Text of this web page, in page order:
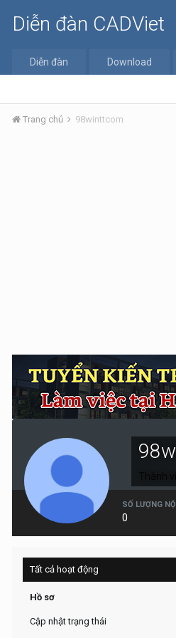
Diễn đàn CADViet
Diễn đàn Download
Trang chủ 98winttcom
Thành
SỐ LƯỢNG
0
Tất cả hoạt động
Hồ sơ
Cập nhật trạng thái